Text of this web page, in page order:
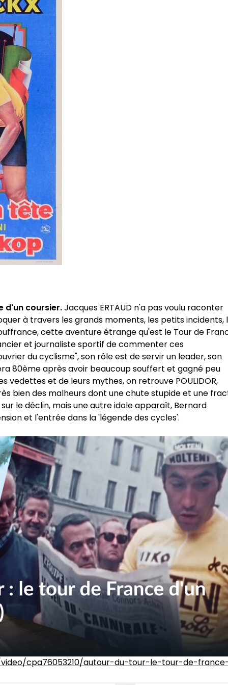
d'un coursier.Jacques ERTAUD n'a pas voulu raconter
à travers les grands moments, les petits incidents,
cette aventure étrange qu'est le Tour de
et journaliste sportif de commenter ces
du cyclisme", son rôle est de servir un leader, son
80ème après avoir beaucoup souffert et gagné peu
vedettes et de leurs mythes, on retrouve POULIDOR,
bien des malheurs dont une chute stupide et une
le déclin, mais une autre idole apparaît, Bernard
et l'entrée dans la 'légende des cycles'.
cpa76053210/autour-du-tour-le-tour-de-